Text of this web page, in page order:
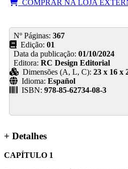
COMPRAR NA LOJA
Nº Páginas: 367
Edição: 01
Data da publicação: 01/10/2024
Editora: RC Design Editorial
Dimensões (A, L, C): 23 x 16 x
Idioma: Español
ISBN: 978-85-62734-08-3
+ Detalhes
CAPÍTULO 1